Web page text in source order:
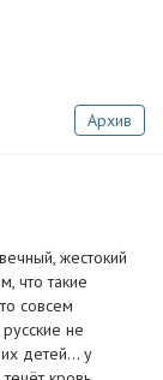
Архив
жестокий
что такие
совсем
не
детей... у